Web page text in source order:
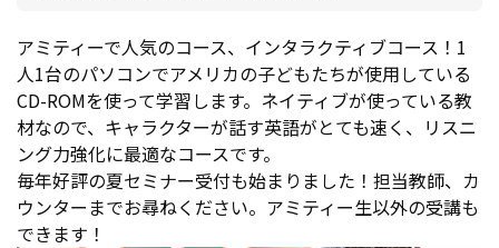
アミティーで人気のコース、インタラクティブコース！1
人1台のパソコンでアメリカの子どもたちが使用している
CD-ROMを使って学習します。ネイティブが使っている教
材なので、キャラクターが話す英語がとても速く、リスニ
ング力強化に最適なコースです。
毎年好評の夏セミナー受付も始まりました！担当教師、カ
ウンターまでお尋ねください。アミティー生以外の受講も
できます！